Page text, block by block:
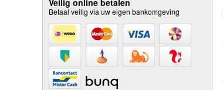
Betaal veilig via uw eigen bankomgeving